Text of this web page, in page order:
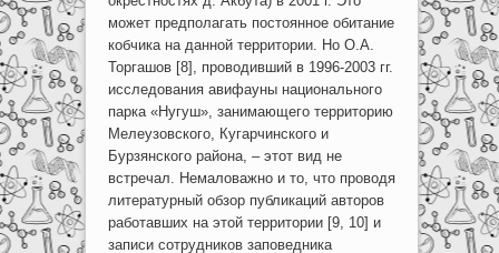
может предполагать постоянное обитание
кобчика на данной территории. Но О.А.
Торгашов [8], проводивший в 1996-2003 гг.
исследования авифауны национального
парка «Нугуш», занимающего территорию
Мелеузовского, Кугарчинского и
Бурзянского района, – этот вид не
встречал. Немаловажно и то, что проводя
литературный обзор публикаций авторов
работавших на этой территории [9, 10] и
записи сотрудников заповедника